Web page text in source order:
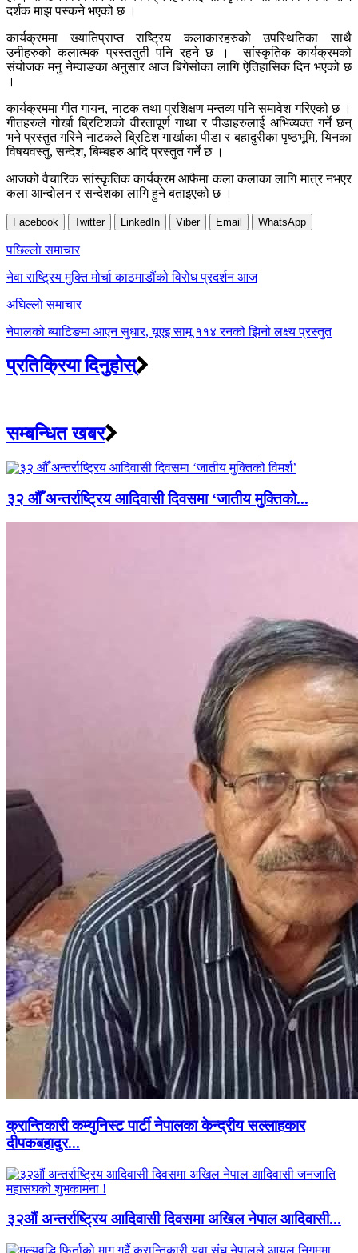
दर्शक माझ पस्कने भएको छ ।
कार्यक्रममा ख्यातिप्राप्त राष्ट्रिय कलाकारहरुको उपस्थितिका साथै
उनीहरुको कलात्मक प्रस्ततुती पनि रहने छ । सांस्कृतिक कार्यक्रमको
संयोजक मनु नेम्वाङका अनुसार आज बिगेसोका लागि ऐतिहासिक दिन भएको छ
।
कार्यक्रममा गीत गायन, नाटक तथा प्रशिक्षण मन्तव्य पनि समावेश गरिएको छ ।
गीतहरुले गोर्खा ब्रिटिशको वीरतापूर्ण गाथा र पीडाहरुलाई अभिव्यक्त गर्ने छन्
भने प्रस्तुत गरिने नाटकले ब्रिटिश गार्खाका पीडा र बहादुरीका पृष्ठभूमि, यिनका
विषयवस्तु, सन्देश, बिम्बहरु आदि प्रस्तुत गर्ने छ ।
आजको वैचारिक सांस्कृतिक कार्यक्रम आफैमा कला कलाका लागि मात्र नभएर
कला आन्दोलन र सन्देशका लागि हुने बताइएको छ ।
Facebook Twitter LinkedIn Viber Email WhatsApp
Post
navigation
पछिल्लाे समाचार
नेवा राष्ट्रिय मुक्ति मोर्चा काठमाडौंको विरोध प्रदर्शन आज
अघिल्लाे समाचार
नेपालको ब्याटिङमा आएन सुधार, यूएइ सामू ११४ रनको झिनो लक्ष्य प्रस्तुत
प्रतिक्रिया दिनुहोस्
सम्बन्धित खबर
३२ औँ अन्तर्राष्ट्रिय आदिवासी दिवसमा ‘जातीय मुक्तिको...
क्रान्तिकारी कम्युनिस्ट पार्टी नेपालका केन्द्रीय सल्लाहकार
दीपकबहादुर...
३२औं अन्तर्राष्ट्रिय आदिवासी दिवसमा अखिल नेपाल आदिवासी...